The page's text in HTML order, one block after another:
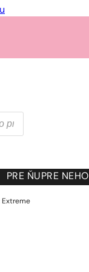
PRE ŇU PRE NEHO
Extreme